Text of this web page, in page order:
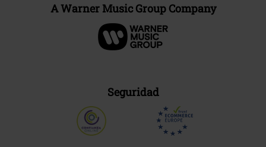
A Warner Music Group Company
Seguridad